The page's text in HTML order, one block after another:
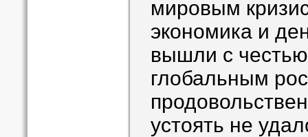
мировым
экономика и
вышли с
глобальным
устоять не